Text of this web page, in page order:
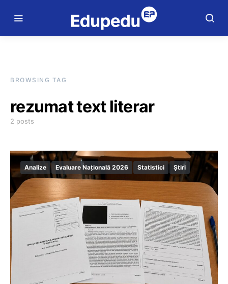
BROWSING TAG
rezumat text literar
2 posts
Analize Evaluare Națională 2026 Statistici Știri